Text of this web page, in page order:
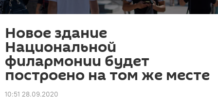
Новое здание
Национальной
филармонии будет
построено на том же месте
10:51 28.09.2020